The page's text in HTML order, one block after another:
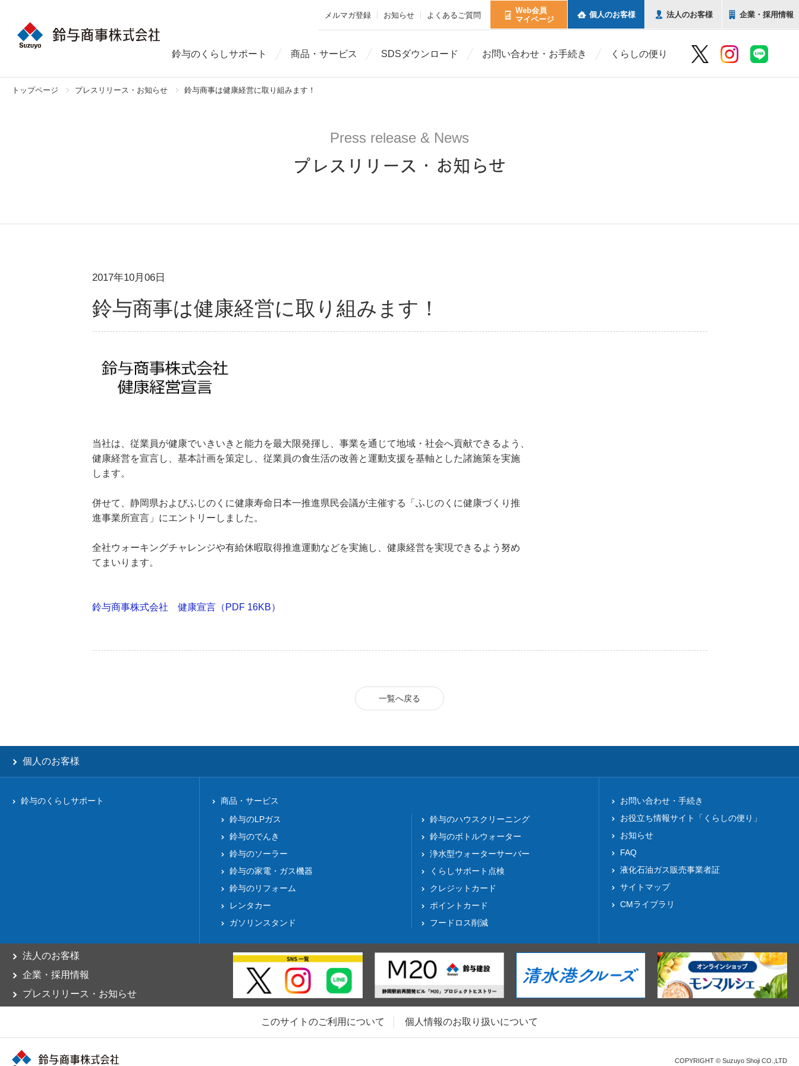
メルマガ登録 お知らせ よくあるご質問
Web会員
マイページ
個人のお客様 法人のお客様 企業・ 採用情報
鈴与のくらしサポート 商品・サービス SDSダウンロード お問い合わせ・お手続き くらしの便り
トップページ プレスリリース・お知らせ 鈴与商事は健康経営に取り組みます！
Press release & News
プレスリリース・お知らせ
2017年10月06日
鈴与商事は健康経営に取り組みます！
当社は、従業員が健康でいきいきと能力を最大限発揮し、事業を通じて地域・社会へ貢献できるよう、
健康経営を宣言し、基本計画を策定し、従業員の食生活の改善と運動支援を基軸とした諸施策を実施
します。
併せて、静岡県およびふじのくに健康寿命日本一推進県民会議が主催する「ふじのくに健康づくり推
進事業所宣言」にエントリーしました。
全社ウォーキングチャレンジや有給休暇取得推進運動などを実施し、健康経営を実現できるよう努め
てまいります。
鈴与商事株式会社 健康宣言（PDF 16KB）
一覧へ戻る
個人のお客様
鈴与のくらしサポート
商品・サービス
鈴与のLPガス
鈴与のでんき
鈴与のソーラー
鈴与の家電・ガス機器
鈴与のリフォーム
レンタカー
ガソリンスタンド
鈴与のハウスクリーニング
鈴与のボトルウォーター
浄水型ウォーターサーバー
くらしサポート点検
クレジットカード
ポイントカード
フードロス削減
お問い合わせ・手続き
お役立ち情報サイト「くらしの便り」
お知らせ
FAQ
液化⽯油ガス販売事業者証
サイトマップ
CMライブラリ
法人のお客様
企業・採用情報
プレスリリース・お知らせ
このサイトのご利用について 個人情報のお取り扱いについて
COPYRIGHT © Suzuyo Shoji CO.,LTD